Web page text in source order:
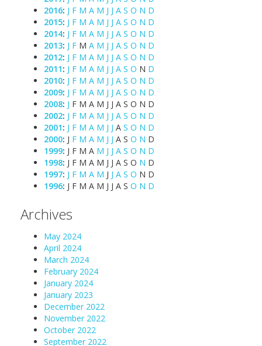
2016: J F M A M J J A S O N D
2015: J F M A M J J A S O N D
2014: J F M A M J J A S O N D
2013: J F M A M J J A S O N D
2012: J F M A M J J A S O N D
2011: J F M A M J J A S O N D
2010: J F M A M J J A S O N D
2009: J F M A M J J A S O N D
2008: J F M A M J J A S O N D
2002: J F M A M J J A S O N D
2001: J F M A M J J A S O N D
2000: J F M A M J J A S O N D
1999: J F M A M J J A S O N D
1998: J F M A M J J A S O N D
1997: J F M A M J J A S O N D
1996: J F M A M J J A S O N D
Archives
May 2024
April 2024
March 2024
February 2024
January 2024
January 2023
December 2022
November 2022
October 2022
September 2022